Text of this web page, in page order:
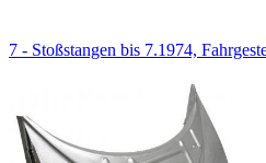
7 - Stoßstangen bis 7.1974,